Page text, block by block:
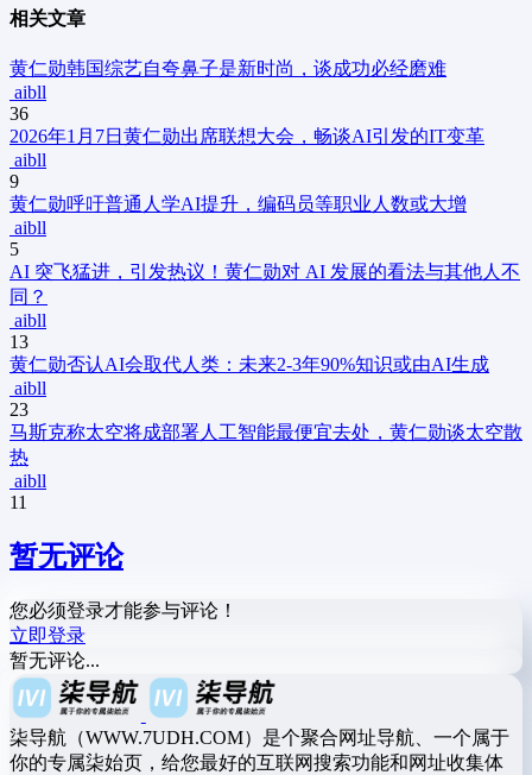
相关文章
黄仁勋韩国综艺自夸鼻子是新时尚，谈成功必经磨难
aibll
36
2026年1月7日黄仁勋出席联想大会，畅谈AI引发的IT变革
aibll
9
黄仁勋呼吁普通人学AI提升，编码员等职业人数或大增
aibll
5
AI 突飞猛进，引发热议！黄仁勋对 AI 发展的看法与其他人不
同？
aibll
13
黄仁勋否认AI会取代人类：未来2-3年90%知识或由AI生成
aibll
23
马斯克称太空将成部署人工智能最便宜去处，黄仁勋谈太空散
热
aibll
11
暂无评论
您必须登录才能参与评论！
立即登录
暂无评论...
柒导航（WWW.7UDH.COM）是个聚合网址导航、一个属于
你的专属柒始页，给您最好的互联网搜索功能和网址收集体